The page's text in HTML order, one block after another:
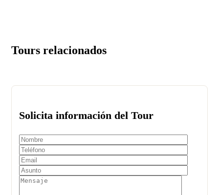
Tours relacionados
Solicita información del Tour